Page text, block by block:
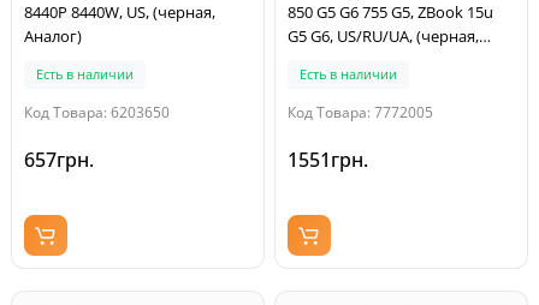
8440P 8440W, US, (черная,
Аналог)
Есть в наличии
Код Товара: 6203650
657грн.
850 G5 G6 755 G5, ZBook 15u
G5 G6, US/RU/UA, (черная,
Есть в наличии
Код Товара: 7772005
1551грн.